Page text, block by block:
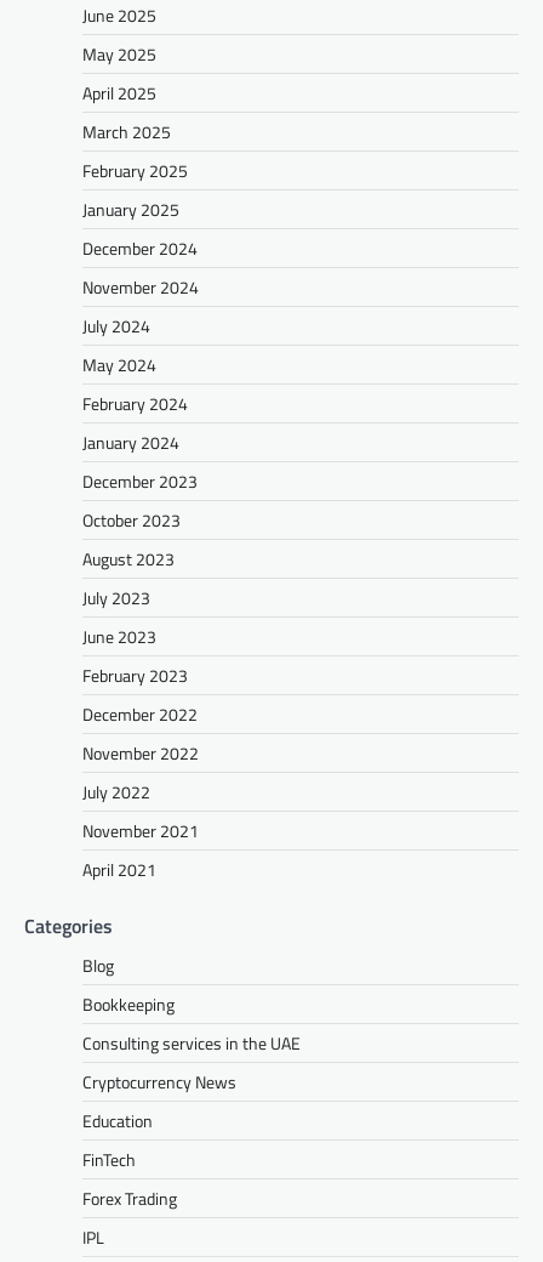
June 2025
May 2025
April 2025
March 2025
February 2025
January 2025
December 2024
November 2024
July 2024
May 2024
February 2024
January 2024
December 2023
October 2023
August 2023
July 2023
June 2023
February 2023
December 2022
November 2022
July 2022
November 2021
April 2021
Categories
Blog
Bookkeeping
Consulting services in the UAE
Cryptocurrency News
Education
FinTech
Forex Trading
IPL